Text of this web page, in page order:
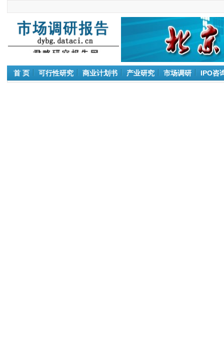
首 页 可行性研究 商业计划书 产业研究 市场调研 IPO咨